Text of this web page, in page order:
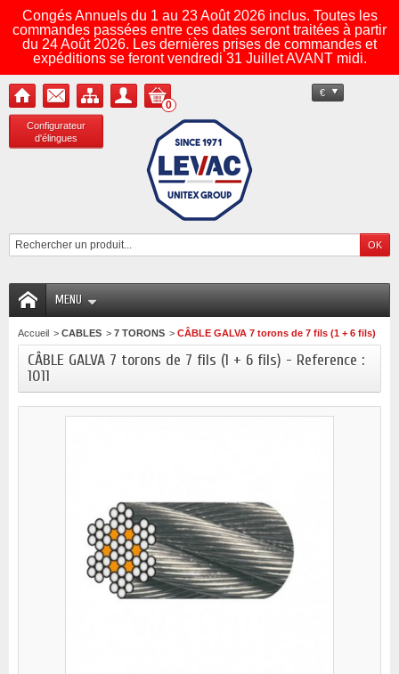
Congés Annuels du 1 au 23 Août 2026 inclus. Toutes les
commandes passées entre ces dates seront traitées à partir
du 24 Août 2026. Les dernières prises de commandes et
expéditions se feront vendredi 31 Juillet AVANT midi.
Configurateur
d'élingues
€
0
MENU
Accueil > CABLES > 7 TORONS > CÂBLE GALVA 7 torons de 7 fils (1 + 6 fils)
CÂBLE GALVA 7 torons de 7 fils (1 + 6 fils) - Reference :
1011